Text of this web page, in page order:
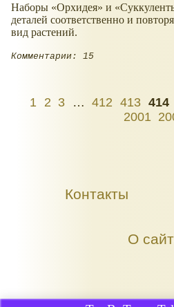
Наборы
Орхидея и
деталей соответственно и
вид растений.
Комментарии: 15
1 2 3 … 412 413 414
2001
Контакты
О